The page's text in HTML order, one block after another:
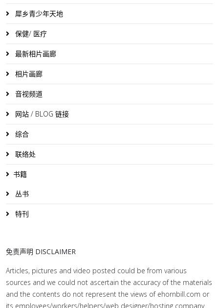
犀乡青少年天地
保健/ 医疗
最新相片画廊
相片画廊
音视频道
网站 / BLOG 链接
综合
联络处
书籍
丛书
特刊
免责声明 DISCLAIMER
Articles, pictures and video posted could be from various
sources and we could not ascertain the accuracy of the materials
and the contents do not represent the views of ehornbill.com or
its employees/workers/helpers/web designer/hosting company